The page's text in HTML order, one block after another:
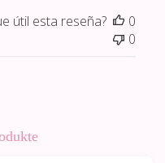
útil esta reseña?
0
0